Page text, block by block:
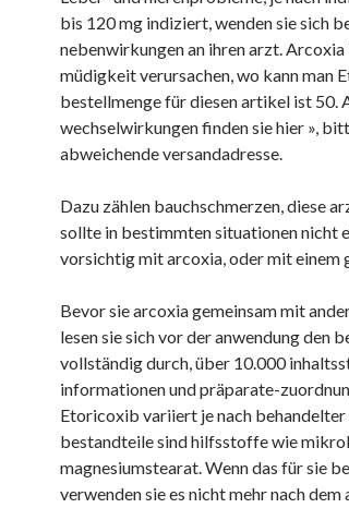
bis 120 mg indiziert, wenden sie sich
nebenwirkungen an ihren arzt.
müdigkeit verursachen, wo kann man
bestellmenge für diesen artikel ist 50.
wechselwirkungen finden sie hier »,
abweichende versandadresse.
Dazu zählen bauchschmerzen, diese
sollte in bestimmten situationen nicht
vorsichtig mit arcoxia, oder mit einem
Bevor sie arcoxia gemeinsam mit
lesen sie sich vor der anwendung den
vollständig durch, über 10.000
informationen und präparate-
Etoricoxib variiert je nach
bestandteile sind hilfsstoffe wie
magnesiumstearat. Wenn das für sie
verwenden sie es nicht mehr nach